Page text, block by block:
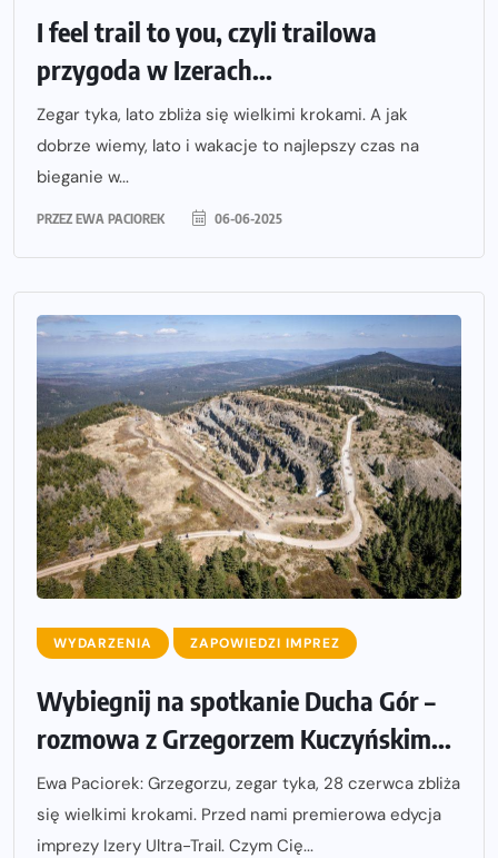
I feel trail to you, czyli trailowa
przygoda w Izerach...
Zegar tyka, lato zbliża się wielkimi krokami. A jak
dobrze wiemy, lato i wakacje to najlepszy czas na
bieganie w...
PRZEZ EWA PACIOREK 06-06-2025
WYDARZENIA ZAPOWIEDZI IMPREZ
Wybiegnij na spotkanie Ducha Gór –
rozmowa z Grzegorzem Kuczyńskim...
Ewa Paciorek: Grzegorzu, zegar tyka, 28 czerwca zbliża
się wielkimi krokami. Przed nami premierowa edycja
imprezy Izery Ultra-Trail. Czym Cię...